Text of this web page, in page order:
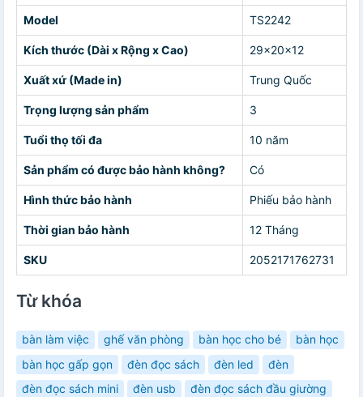
Model TS2242
Kích thước (Dài x Rộng x Cao) 29x20x12
Xuất xứ (Made in) Trung Quốc
Trọng lượng sản phẩm 3
Tuổi thọ tối đa 10 năm
Sản phẩm có được bảo hành không? Có
Hình thức bảo hành Phiếu bảo hành
Thời gian bảo hành 12 Tháng
SKU 2052171762731
Từ khóa
bàn làm việc ghế văn phòng bàn học cho bé
bàn học
bàn học gấp gọn
đèn đọc sách đèn led
đèn
đèn đọc sách mini
đèn usb
đèn đọc sách đầu giường